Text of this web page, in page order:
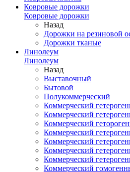
Ковровые дорожки
Ковровые дорожки
Назад
Дорожки на резиновой
Дорожки тканые
Линолеум
Линолеум
Назад
Выставочный
Бытовой
Полукоммерческий
Коммерческий
Коммерческий
Коммерческий
Коммерческий
Коммерческий
Коммерческий
Коммерческий
Коммерческий